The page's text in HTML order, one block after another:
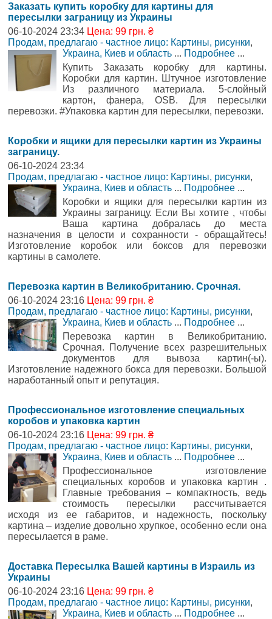
Заказать купить коробку для картины для
пересылки заграницу из Украины
06-10-2024 23:34 Цена: 99 грн. ₴
Продам, предлагаю - частное лицо: Картины, рисунки,
Украина, Киев и область ... Подробнее ...
Купить Заказать коробку для картины.
Коробки для картин. Штучное изготовление
Из различного материала. 5-слойный
картон, фанера, OSB. Для пересылки
перевозки. #Упаковка картин для пересылки, перевозки.
Коробки и ящики для пересылки картин из Украины
заграницу.
06-10-2024 23:34
Продам, предлагаю - частное лицо: Картины, рисунки,
Украина, Киев и область ... Подробнее ...
Коробки и ящики для пересылки картин из
Украины заграницу. Если Вы хотите , чтобы
Ваша картина добралась до места
назначения в целости и сохранности - обращайтесь!
Изготовление коробок или боксов для перевозки
картины в самолете.
Перевозка картин в Великобританию. Срочная.
06-10-2024 23:16 Цена: 99 грн. ₴
Продам, предлагаю - частное лицо: Картины, рисунки,
Украина, Киев и область ... Подробнее ...
Перевозка картин в Великобританию.
Срочная. Получение всех разрешительных
документов для вывоза картин(-ы).
Изготовление надежного бокса для перевозки. Большой
наработанный опыт и репутация.
Профессиональное изготовление специальных
коробов и упаковка картин
06-10-2024 23:16 Цена: 99 грн. ₴
Продам, предлагаю - частное лицо: Картины, рисунки,
Украина, Киев и область ... Подробнее ...
Профессиональное изготовление
специальных коробов и упаковка картин .
Главные требования – компактность, ведь
стоимость пересылки рассчитывается
исходя из ее габаритов, и надежность, поскольку
картина – изделие довольно хрупкое, особенно если она
пересылается в раме.
Доставка Пересылка Вашей картины в Израиль из
Украины
06-10-2024 23:16 Цена: 99 грн. ₴
Продам, предлагаю - частное лицо: Картины, рисунки,
Украина, Киев и область ... Подробнее ...